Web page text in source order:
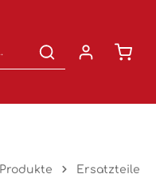
Produkte Ersatzteile